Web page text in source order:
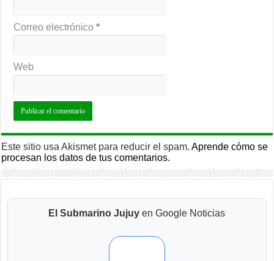
Correo electrónico*
Web
Este sitio usa Akismet para reducir el spam.Aprende cómo se
procesan los datos de tus comentarios.
El Submarino Jujuy en Google Noticias